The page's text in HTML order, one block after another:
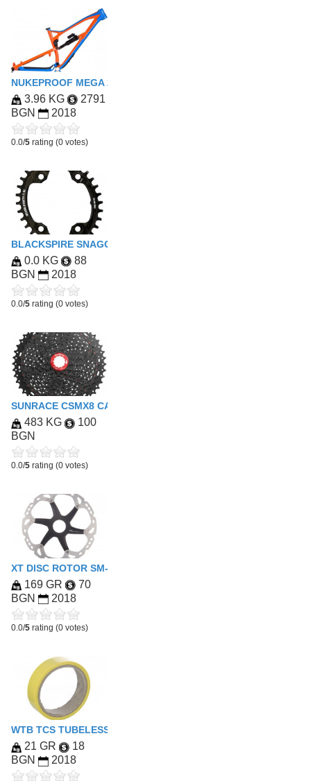
NUKEPROOF MEGA 275 [2018]
3.96 KG
2791
BGN
2018
0.0/5 rating (0 votes)
BLACKSPIRE SNAGGLETOOTH 32T OVAL SHIMANO
0.0 KG
88
BGN
2018
0.0/5 rating (0 votes)
SUNRACE CSMX8 CASSETTE 11-SPEED - 11-46 - BLACK
483 KG
100
BGN
0.0/5 rating (0 votes)
XT DISC ROTOR SM-RT81L 203MM
169 GR
70
BGN
2018
0.0/5 rating (0 votes)
WTB TCS TUBELESS RIM TAPE 11M ROLL
21 GR
18
BGN
2018